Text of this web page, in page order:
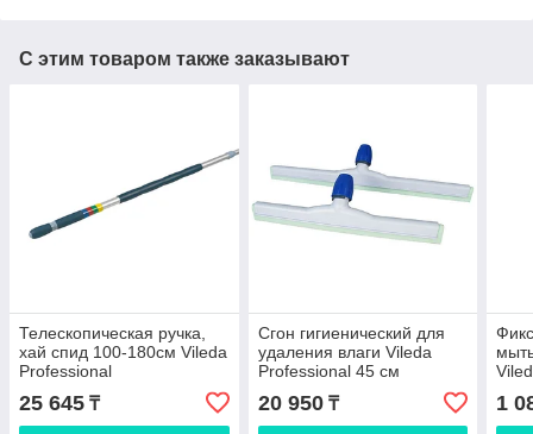
С этим товаром также заказывают
Телескопическая ручка,
хай спид 100-180см Vileda
Professional
25 645 ₸
Сгон гигиенический для
удаления влаги Vileda
Professional 45 см
20 950₸ 1